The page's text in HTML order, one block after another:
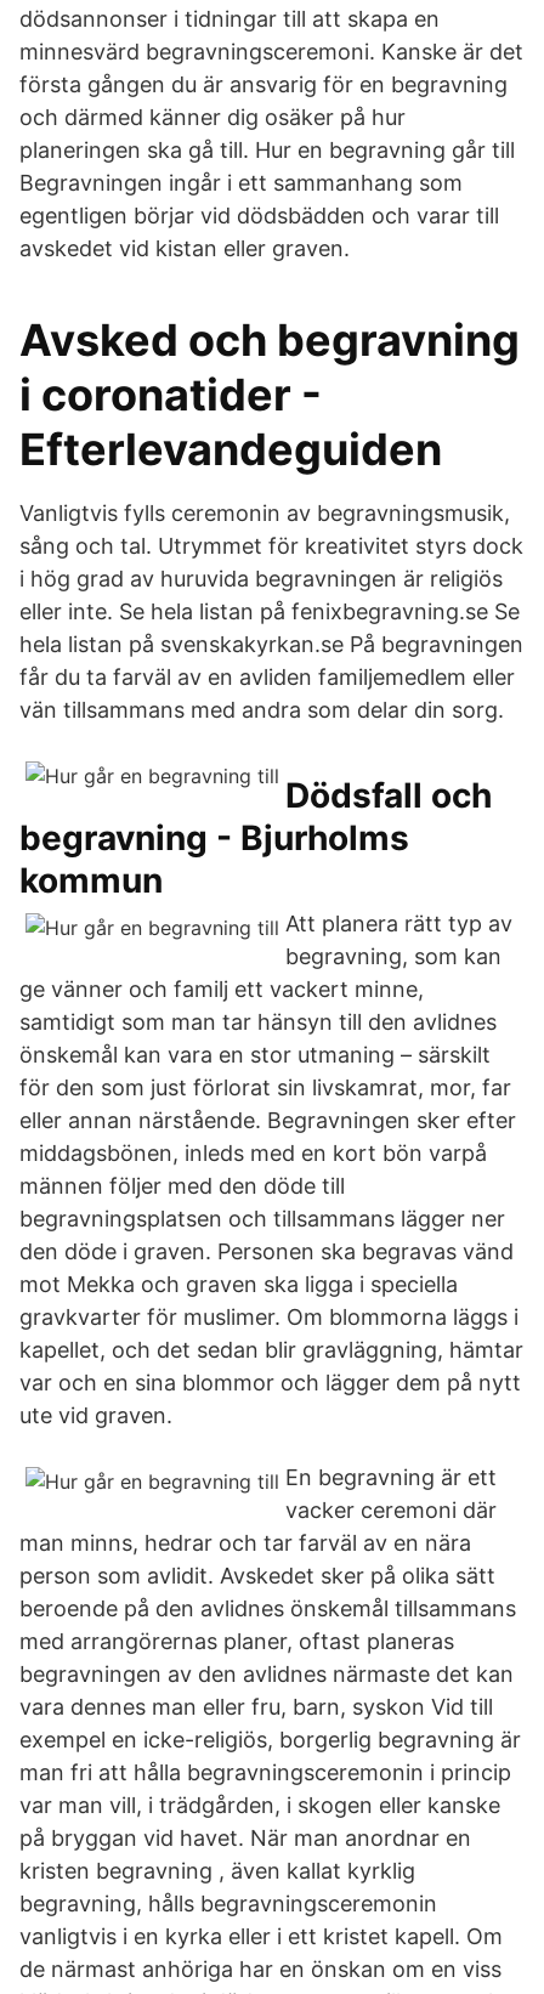
dödsannonser i tidningar till att skapa en
minnesvärd begravningsceremoni. Kanske är det
första gången du är ansvarig för en begravning
och därmed känner dig osäker på hur
planeringen ska gå till. Hur en begravning går till
Begravningen ingår i ett sammanhang som
egentligen börjar vid dödsbädden och varar till
avskedet vid kistan eller graven.
Avsked och begravning
i coronatider -
Efterlevandeguiden
Vanligtvis fylls ceremonin av begravningsmusik,
sång och tal. Utrymmet för kreativitet styrs dock
i hög grad av huruvida begravningen är religiös
eller inte. Se hela listan på fenixbegravning.se Se
hela listan på svenskakyrkan.se På begravningen
får du ta farväl av en avliden familjemedlem eller
vän tillsammans med andra som delar din sorg.
Dödsfall och
begravning - Bjurholms
kommun
Att planera rätt typ av
begravning, som kan
ge vänner och familj ett vackert minne,
samtidigt som man tar hänsyn till den avlidnes
önskemål kan vara en stor utmaning – särskilt
för den som just förlorat sin livskamrat, mor, far
eller annan närstående. Begravningen sker efter
middagsbönen, inleds med en kort bön varpå
männen följer med den döde till
begravningsplatsen och tillsammans lägger ner
den döde i graven. Personen ska begravas vänd
mot Mekka och graven ska ligga i speciella
gravkvarter för muslimer. Om blommorna läggs i
kapellet, och det sedan blir gravläggning, hämtar
var och en sina blommor och lägger dem på nytt
ute vid graven.
En begravning är ett
vacker ceremoni där
man minns, hedrar och tar farväl av en nära
person som avlidit. Avskedet sker på olika sätt
beroende på den avlidnes önskemål tillsammans
med arrangörernas planer, oftast planeras
begravningen av den avlidnes närmaste det kan
vara dennes man eller fru, barn, syskon Vid till
exempel en icke-religiös, borgerlig begravning är
man fri att hålla begravningsceremonin i princip
var man vill, i trädgården, i skogen eller kanske
på bryggan vid havet. När man anordnar en
kristen begravning , även kallat kyrklig
begravning, hålls begravningsceremonin
vanligtvis i en kyrka eller i ett kristet kapell. Om
de närmast anhöriga har en önskan om en viss